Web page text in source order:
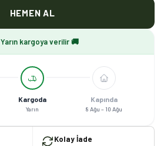
HEMEN AL
Yarın kargoya verilir 🚚
Kargoda
Yarın
Kapında
8 Ağu – 10 Ağu
Kolay İade